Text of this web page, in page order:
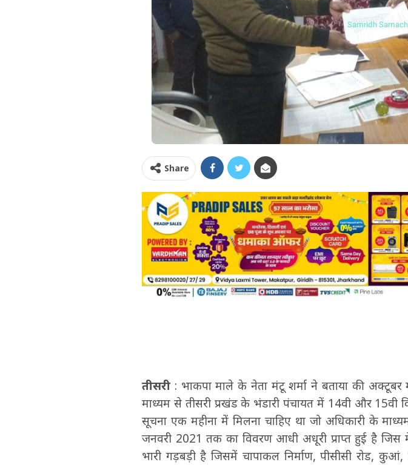
Share
तीसरी : भाकपा माले के नेता मंटू शर्मा ने बताया की
माध्यम से तीसरी प्रखंड के भंडारी पंचायत में 14वी और 15वी
सूचना एक महीना में मिलना चाहिए था जो अधिकारी के
जनवरी 2021 तक का विवरण आधी अधूरी प्राप्त हुई है जिस
भारी गड़बड़ी है जिसमें चापाकल निर्माण, पीसीसी रोड,